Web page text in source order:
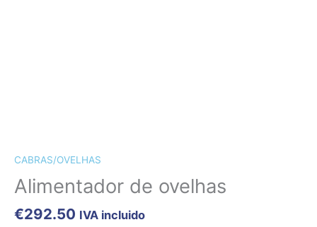
CABRAS/OVELHAS
Alimentador de ovelhas
€292.50 IVA incluido
Alimentador
ovelhas